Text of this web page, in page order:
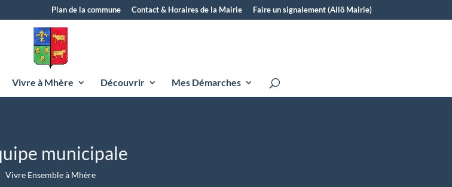
Plan de la commune Contact & Horaires de la Mairie Faire un signalement (Allô Mairie)
Vivre à Mhère Découvrir Mes Démarches
municipale
Vivre Ensemble à Mhère